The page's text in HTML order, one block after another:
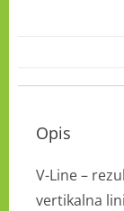
Opis
V-Line –
vertikalna